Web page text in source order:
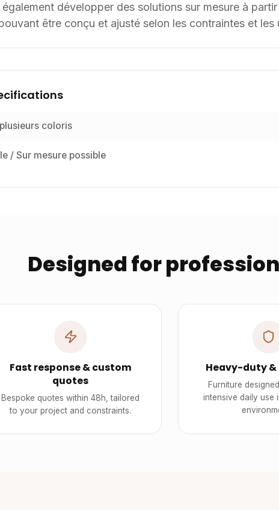
développer des solutions sur mesure à partir
être conçu et ajusté selon les contraintes et les
coloris
/ Sur mesure possible
Designed for
Fast response & custom
quotes
Bespoke quotes within 48h, tailored
to your project and constraints.
Heavy-duty
Furniture
intensive daily use